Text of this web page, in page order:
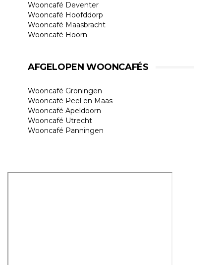
Wooncafé Deventer
Wooncafé Hoofddorp
Wooncafé Maasbracht
Wooncafé Hoorn
AFGELOPEN WOONCAFÉS
Wooncafé Groningen
Wooncafé Peel en Maas
Wooncafé Apeldoorn
Wooncafé Utrecht
Wooncafé Panningen